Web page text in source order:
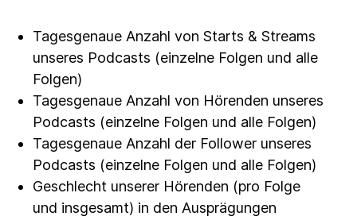
Tagesgenaue Anzahl von Starts & Streams
unseres Podcasts (einzelne Folgen und alle
Folgen)
Tagesgenaue Anzahl von Hörenden unseres
Podcasts (einzelne Folgen und alle Folgen)
Tagesgenaue Anzahl der Follower unseres
Podcasts (einzelne Folgen und alle Folgen)
Geschlecht unserer Hörenden (pro Folge
und insgesamt) in den Ausprägungen